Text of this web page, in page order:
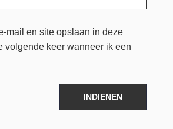
mail en site opslaan in deze
volgende keer wanneer ik een
INDIENEN